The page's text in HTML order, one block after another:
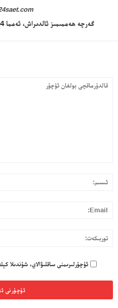
گەرچە ھەممىمىز ئالدىراش، ئەمما 24 سائەت توختاپ قالمايمىز
ئۇچۇرلىرىمنى ساقلىۋالاي، شۇندىلا